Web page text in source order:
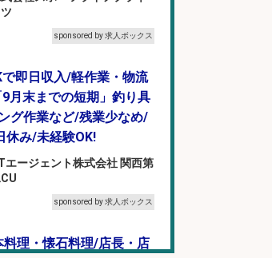
sponsored by 求人ボックス
で即日収入/軽作業・物流
月末までの短期」釣り具
グ作業など/残業少なめ/
休み/未経験OK!
エージェント株式会社 関西第
sponsored by 求人ボックス
料理・懐石料理/店長・店